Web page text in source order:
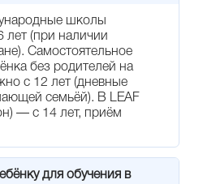
школы
лет (при наличии
Самостоятельное
без родителей на
с 12 лет (дневные
семьёй). В LEAF
— с 14 лет, приём
для обучения в